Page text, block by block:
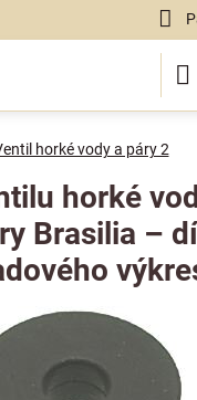
horké vody a páry 2
horké
Brasilia –